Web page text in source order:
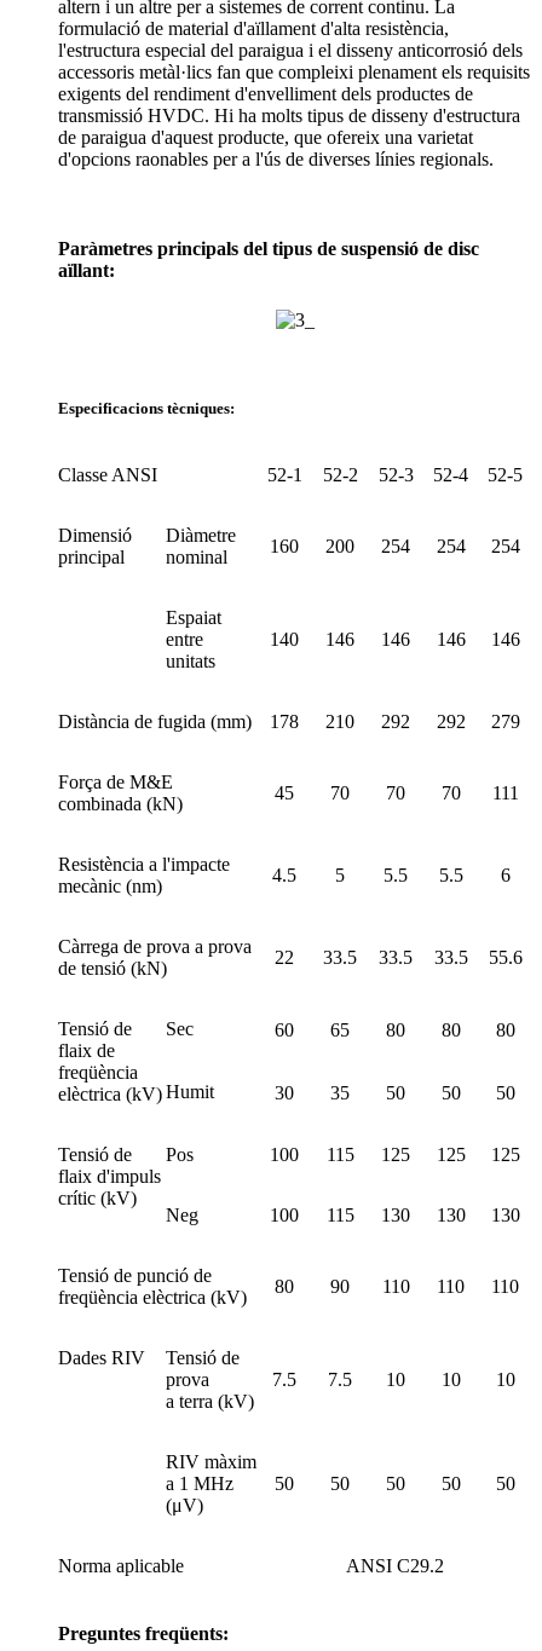
altern i un altre per a sistemes de corrent continu. La
formulació de material d'aïllament d'alta resistència,
l'estructura especial del paraigua i el disseny anticorrosió dels
accessoris metàl·lics fan que compleixi plenament els requisits
exigents del rendiment d'envelliment dels productes de
transmissió HVDC. Hi ha molts tipus de disseny d'estructura
de paraigua d'aquest producte, que ofereix una varietat
d'opcions raonables per a l'ús de diverses línies regionals.
Paràmetres principals del tipus de suspensió de disc
aïllant:
Especificacions tècniques:
Classe ANSI 52-1 52-2 52-3 52-4 52-5
Dimensió
principal
Diàmetre
nominal
160 200 254 254 254
Espaiat
entre
unitats
140 146 146 146 146
Distància de fugida (mm) 178 210 292 292 279
Força de M&E
combinada (kN)
45 70 70 70 111
Resistència a l'impacte
mecànic (nm)
4.5 5 5.5 5.5 6
Càrrega de prova a prova
de tensió (kN)
22 33.5 33.5 33.5 55.6
Tensió de
flaix de
freqüència
elèctrica (kV)
Sec 60 65 80 80 80
Humit 30 35 50 50 50
Tensió de
flaix d'impuls
crític (kV)
Pos 100 115 125 125 125
Neg 100 115 130 130 130
Tensió de punció de
freqüència elèctrica (kV)
80 90 110 110 110
Dades RIV
Tensió de
prova
a terra (kV)
7.5 7.5 10 10 10
RIV màxim
a 1 MHz
(μV)
50 50 50 50 50
Norma aplicable ANSI C29.2
Preguntes freqüents: